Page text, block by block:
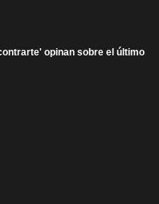
opinan sobre el último